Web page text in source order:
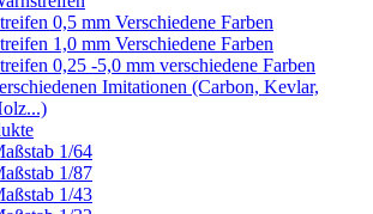
0,5 mm Verschiedene Farben
1,0 mm Verschiedene Farben
0,25 -5,0 mm verschiedene Farben
Imitationen (Carbon, Kevlar,
1/64
1/87
1/43